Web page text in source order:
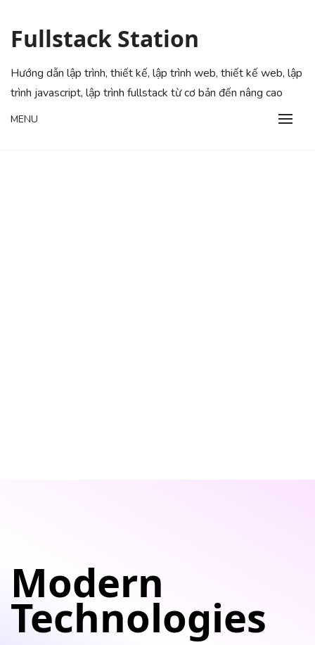
content
Fullstack Station
Hướng dẫn lập trình, thiết kế, lập trình web, thiết kế web, lập
trình javascript, lập trình fullstack từ cơ bản đến nâng cao
MENU
Modern
Technologies